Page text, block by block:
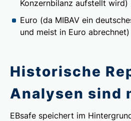
Konzernbilanz aufstellt wird)
Euro (da MIBAV ein
und meist in Euro abrechnet)
Historische
Analysen sind
EBsafe speichert im